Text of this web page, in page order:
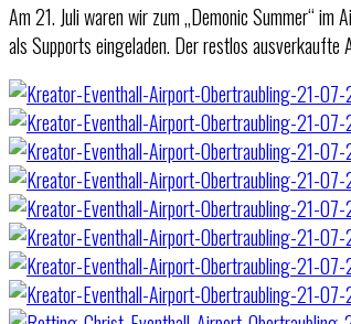
Am 21. Juli waren wir zum „Demonic Summer“
als Supports eingeladen. Der restlos ausverkaufte